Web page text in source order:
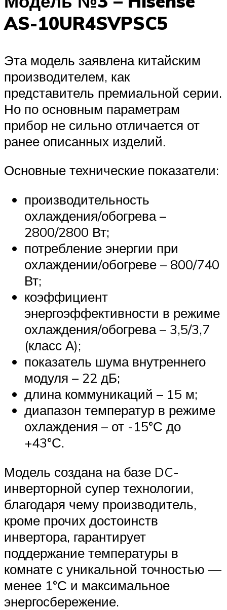
AS-10UR4SVPSC5
Эта модель заявлена китайским
производителем, как
представитель премиальной серии.
Но по основным параметрам
прибор не сильно отличается от
ранее описанных изделий.
Основные технические показатели:
производительность
охлаждения/обогрева –
2800/2800 Вт;
потребление энергии при
охлаждении/обогреве – 800/740
Вт;
коэффициент
энергоэффективности в режиме
охлаждения/обогрева – 3,5/3,7
(класс А);
показатель шума внутреннего
модуля – 22 дБ;
длина коммуникаций – 15 м;
диапазон температур в режиме
охлаждения – от -15°С до
+43°С.
Модель создана на базе DC-
инверторной супер технологии,
благодаря чему производитель,
кроме прочих достоинств
инвертора, гарантирует
поддержание температуры в
комнате с уникальной точностью —
менее 1°С и максимальное
энергосбережение.